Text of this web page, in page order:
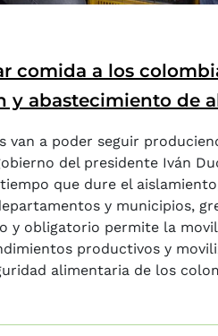
comida a los
y abastecimiento de
van a poder seguir
del presidente Iván
que dure el
y municipios,
y obligatorio permite la
productivos y
alimentaria de los